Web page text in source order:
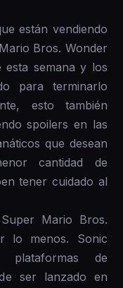
están vendiendo
Bros. Wonder
semana y los
para terminarlo
esto también
spoilers en las
que desean
cantidad de
tener cuidado al
Mario Bros.
lo menos. Sonic
de
ser lanzado en